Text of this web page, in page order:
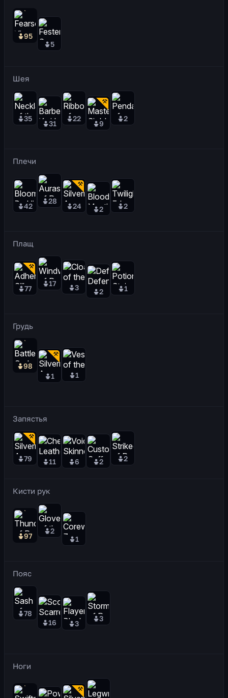
95
5
Шея
35
31
22
9
2
Плечи
42
28
24 2 2
Плащ
77
17 3 2 1
Грудь
98
1
1
Запястья
79 11 6 2 2
Кисти рук
97
2
1
Пояс
78
16
3
3
Ноги